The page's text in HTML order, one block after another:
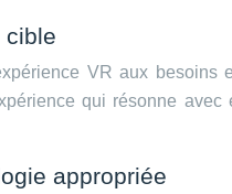
cible
VR aux
qui résonne
appropriée